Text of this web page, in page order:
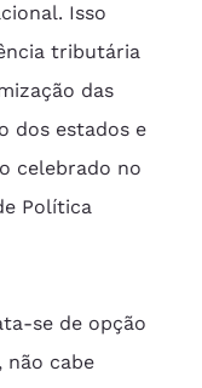
Isso
tributária
das
dos estados e
celebrado no
Política
se de opção
cabe